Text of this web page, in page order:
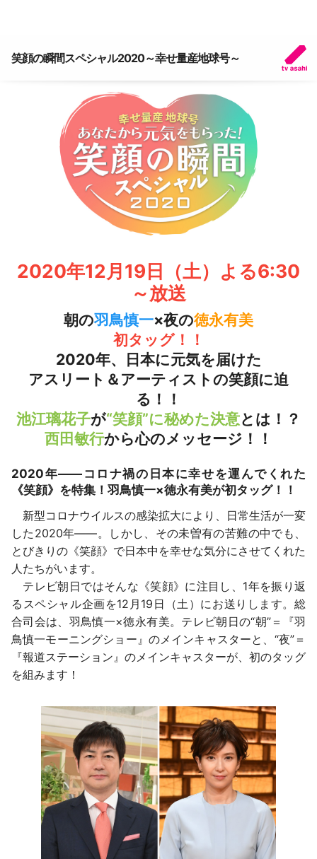
笑顔の瞬間スペシャル2020～幸せ量産地球号～
2020年12月19日（土）よる6:30
～放送
朝の羽鳥慎一×夜の徳永有美
初タッグ！！
2020年、日本に元気を届けた
アスリート＆アーティストの笑顔に迫
る！！
池江璃花子が“笑顔”に秘めた決意とは！？
西田敏行から心のメッセージ！！
2020年――コロナ禍の日本に幸せを運んでくれた
《笑顔》を特集！羽鳥慎一×徳永有美が初タッグ！！
新型コロナウイルスの感染拡大により、日常生活が一変
した2020年――。しかし、その未曽有の苦難の中でも、
とびきりの《笑顔》で日本中を幸せな気分にさせてくれた
人たちがいます。
テレビ朝日ではそんな《笑顔》に注目し、1年を振り返
るスペシャル企画を12月19日（土）にお送りします。総
合司会は、羽鳥慎一×徳永有美。テレビ朝日の“朝”＝『羽
鳥慎一モーニングショー』のメインキャスターと、“夜”＝
『報道ステーション』のメインキャスターが、初のタッグ
を組みます！